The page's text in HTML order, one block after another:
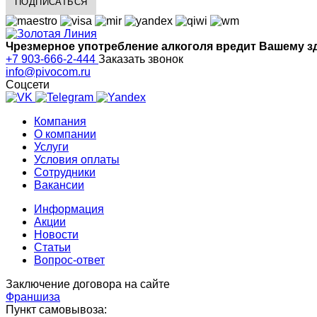
Чрезмерное употребление алкоголя вредит Вашему
+7 903-666-2-444 Заказать звонок
info@pivocom.ru
Соцсети
Компания
О компании
Услуги
Условия оплаты
Сотрудники
Вакансии
Информация
Акции
Новости
Статьи
Вопрос-ответ
Заключение договора на сайте
Франшиза
Пункт самовывоза: